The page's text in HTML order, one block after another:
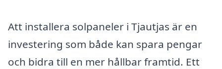
Att installera solpaneler i Tjautjas är en
investering som både kan spara pengar
och bidra till en mer hållbar framtid. Ett